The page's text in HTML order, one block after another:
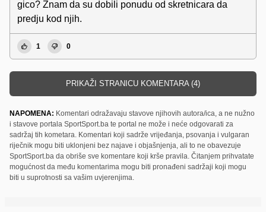
gico? Znam da su dobili ponudu od skretnicara da
predju kod njih.
1 0
PRIKAŽI STRANICU KOMENTARA (4)
NAPOMENA: Komentari odražavaju stavove njihovih autora/ica, a ne nužno
i stavove portala SportSport.ba te portal ne može i neće odgovarati za
sadržaj tih kometara. Komentari koji sadrže vrijeđanja, psovanja i vulgaran
riječnik mogu biti uklonjeni bez najave i objašnjenja, ali to ne obavezuje
SportSport.ba da obriše sve komentare koji krše pravila. Čitanjem prihvatate
mogućnost da među komentarima mogu biti pronađeni sadržaji koji mogu
biti u suprotnosti sa vašim uvjerenjima.